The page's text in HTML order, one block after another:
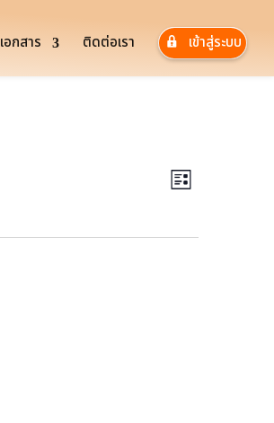
อกสาร ติดต่อเรา เข้าสู่ระบบ
Views
Event
Views
List